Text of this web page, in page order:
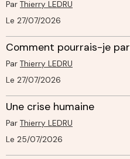
Par Thierry LEDRU
Le 27/07/2026
Comment pourrais-je
Par Thierry LEDRU
Le 27/07/2026
Une crise humaine
Par Thierry LEDRU
Le 25/07/2026